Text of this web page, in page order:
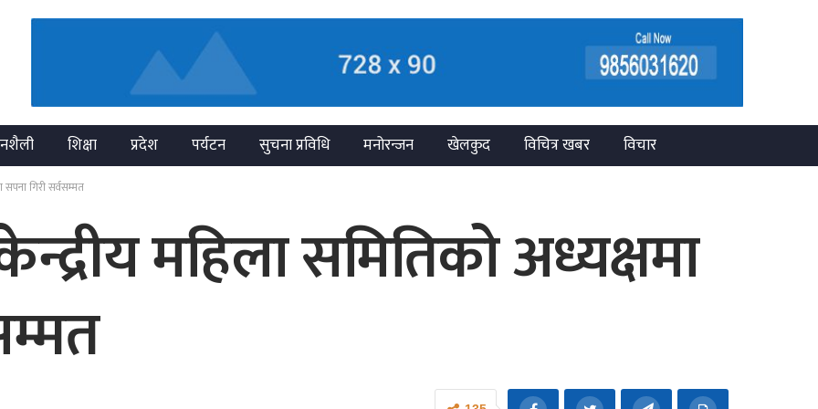
शिक्षा प्रदेश पर्यटन सुचना प्रविधि मनोरन्जन खेलकुद विचित्र खबर
विचार
सपना गिरी सर्वसम्मत
महिला समितिको अध्यक्षमा